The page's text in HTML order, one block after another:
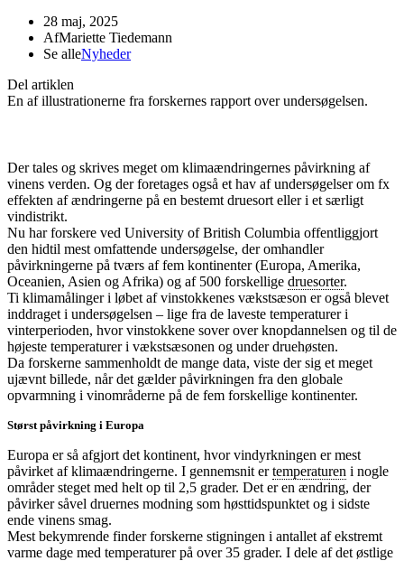
28 maj, 2025
AfMariette Tiedemann
Se alleNyheder
Del artiklen
En af illustrationerne fra forskernes rapport over undersøgelsen.
Der tales og skrives meget om klimaændringernes påvirkning af
vinens verden. Og der foretages også et hav af undersøgelser om fx
effekten af ændringerne på en bestemt druesort eller i et særligt
vindistrikt.
Nu har forskere ved University of British Columbia offentliggjort
den hidtil mest omfattende undersøgelse, der omhandler
påvirkningerne på tværs af fem kontinenter (Europa, Amerika,
Oceanien, Asien og Afrika) og af 500 forskellige druesorter.
Ti klimamålinger i løbet af vinstokkenes vækstsæson er også blevet
inddraget i undersøgelsen – lige fra de laveste temperaturer i
vinterperioden, hvor vinstokkene sover over knopdannelsen og til de
højeste temperaturer i vækstsæsonen og under druehøsten.
Da forskerne sammenholdt de mange data, viste der sig et meget
ujævnt billede, når det gælder påvirkningen fra den globale
opvarmning i vinområderne på de fem forskellige kontinenter.
Størst påvirkning i Europa
Europa er så afgjort det kontinent, hvor vindyrkningen er mest
påvirket af klimaændringerne. I gennemsnit ertemperaturen i nogle
områder steget med helt op til 2,5 grader. Det er en ændring, der
påvirker såvel druernes modning som høsttidspunktet og i sidste
ende vinens smag.
Mest bekymrende finder forskerne stigningen i antallet af ekstremt
varme dage med temperaturer på over 35 grader. I dele af det østlige